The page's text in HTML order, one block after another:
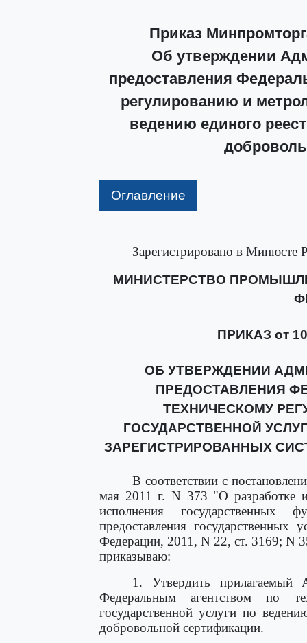
Приказ
Об утверждении
предоставления
регулированию и
ведению единого
Оглавление
Зарегистрировано в Минюсте
МИНИСТЕРСТВО
ПРИКАЗ от 10
ОБ УТВЕРЖДЕНИИ
ПРЕДОСТАВЛЕНИЯ
ТЕХНИЧЕСКОМУ
ГОСУДАРСТВЕННОЙ
ЗАРЕГИСТРИРОВАННЫХ
В соответствии с
мая 2011 г. N 373 "О разработке и
исполнения государственных
предоставления государственных
Федерации, 2011, N 22, ст. 3169; N
приказываю:
1. Утвердить прилагаемый
Федеральным агентством по
государственной услуги по
добровольной сертификации.